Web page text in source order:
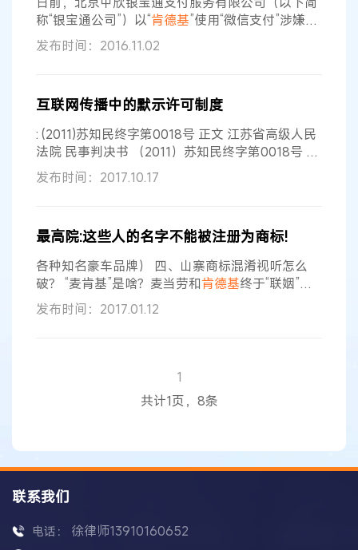
北京中欣银宝通支付服务有限公司
称“银宝通公司”）以“肯德基”使用“微信支付”涉嫌构
成商标侵权为由，将上海
市杨浦区人民法院，要求法院责令被告立即停止以
令被告赔偿原告经济损失人民币约计50万元。 日
前，上海市杨浦区人民法院作出受理通知书，对此
案正式立案，并将于12月1日开庭
发布时间：2016.11.02
互联网传播中的默示许可制度
: (2011)苏知民终字第0018号 正文 江苏省高级人民
法院 民事判决书 （2011）苏知民终字第0018号 上
诉人（原审原告）叶某 委托代理人周某、周某，江
苏**律师事务所律师。 上诉人（原审被告）无锡
律师事务所律师。 原审第三人北京电通广告有限公
司上海分公司，住所地上海市南京西路。 负责人小
宫，该公司
发布时间：2017.10.17
最高院:这些人的名字不能被注册为商标!
各种知名豪车品牌） 四、山寨商标混淆视听怎么
破？ “麦肯基”是啥？麦当劳和肯德基终于“联姻”
了？近年来，不少像“麦肯基”这样的山寨商标让人
哭笑不得，那么，怎样的山寨商标不应予以注册或
册的驰名商标的复制、摹仿或者翻译而不应予以注
素以及因素之间的相互影响，认定
发布时间：2017.01.12
1
共计1页，8条
联系我们
电话： 徐律师13910160652